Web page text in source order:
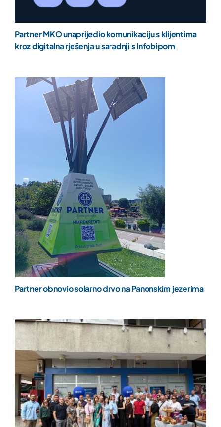
Partner MKO unaprijedio komunikaciju s klijentima
kroz digitalna rješenja u saradnji s Infobipom
Partner obnovio solarno drvo na Panonskim jezerima